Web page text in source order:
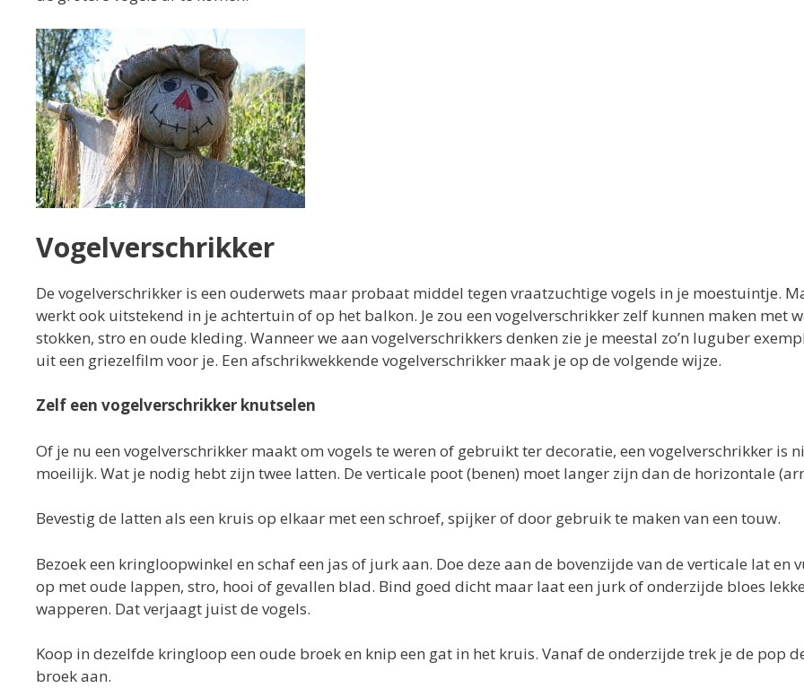
Vogelverschrikker
De vogelverschrikker is een ouderwets maar probaat middel tegen vraatzuchtige vogels in je moestuintje.
werkt ook uitstekend in je achtertuin of op het balkon. Je zou een vogelverschrikker zelf kunnen maken met
stokken, stro en oude kleding. Wanneer we aan vogelverschrikkers denken zie je meestal zo’n luguber
uit een griezelfilm voor je. Een afschrikwekkende vogelverschrikker maak je op de volgende wijze.
Zelf een vogelverschrikker knutselen
Of je nu een vogelverschrikker maakt om vogels te weren of gebruikt ter decoratie, een vogelverschrikker is
moeilijk. Wat je nodig hebt zijn twee latten. De verticale poot (benen) moet langer zijn dan de horizontale
Bevestig de latten als een kruis op elkaar met een schroef, spijker of door gebruik te maken van een touw.
Bezoek een kringloopwinkel en schaf een jas of jurk aan. Doe deze aan de bovenzijde van de verticale lat en
op met oude lappen, stro, hooi of gevallen blad. Bind goed dicht maar laat een jurk of onderzijde bloes
wapperen. Dat verjaagt juist de vogels.
Koop in dezelfde kringloop een oude broek en knip een gat in het kruis. Vanaf de onderzijde trek je de pop
broek aan.